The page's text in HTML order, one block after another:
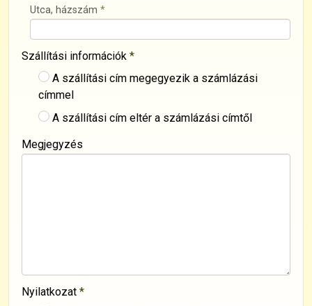
Utca, házszám *
Szállítási információk *
A szállítási cím megegyezik a számlázási
címmel
A szállítási cím eltér a számlázási címtől
Megjegyzés
Nyilatkozat *